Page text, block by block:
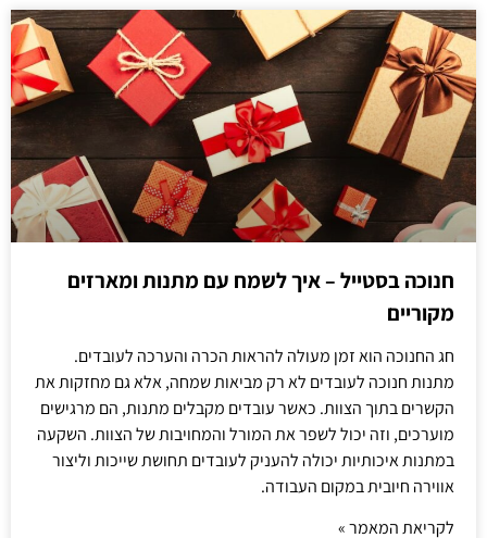
חנוכה בסטייל – איך לשמח עם מתנות ומארזים
מקוריים
חג החנוכה הוא זמן מעולה להראות הכרה והערכה לעובדים.
מתנות חנוכה לעובדים לא רק מביאות שמחה, אלא גם מחזקות את
הקשרים בתוך הצוות. כאשר עובדים מקבלים מתנות, הם מרגישים
מוערכים, וזה יכול לשפר את המורל והמחויבות של הצוות. השקעה
במתנות איכותיות יכולה להעניק לעובדים תחושת שייכות וליצור
אווירה חיובית במקום העבודה.
לקריאת המאמר »